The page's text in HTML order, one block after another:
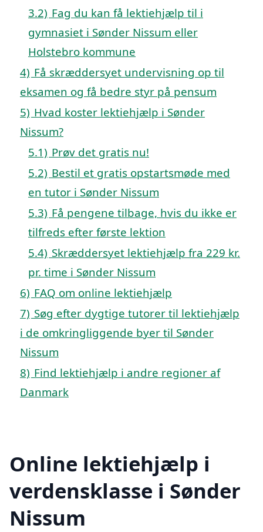
3.2) Fag du kan få lektiehjælp til i
gymnasiet i Sønder Nissum eller
Holstebro kommune
4) Få skræddersyet undervisning op til
eksamen og få bedre styr på pensum
5) Hvad koster lektiehjælp i Sønder
Nissum?
5.1) Prøv det gratis nu!
5.2) Bestil et gratis opstartsmøde med
en tutor i Sønder Nissum
5.3) Få pengene tilbage, hvis du ikke er
tilfreds efter første lektion
5.4) Skræddersyet lektiehjælp fra 229 kr.
pr. time i Sønder Nissum
6) FAQ om online lektiehjælp
7) Søg efter dygtige tutorer til lektiehjælp
i de omkringliggende byer til Sønder
Nissum
8) Find lektiehjælp i andre regioner af
Danmark
Online lektiehjælp i
verdensklasse i Sønder
Nissum